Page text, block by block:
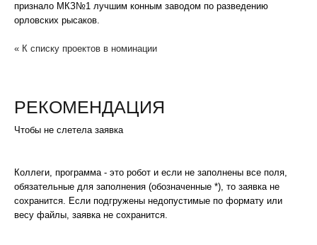
признало МКЗ№1 лучшим конным заводом по разведению
орловских рысаков.
« К списку проектов в номинации
РЕКОМЕНДАЦИЯ
Чтобы не слетела заявка
Коллеги, программа - это робот и если не заполнены все поля,
обязательные для заполнения (обозначенные *), то заявка не
сохранится. Если подгружены недопустимые по формату или
весу файлы, заявка не сохранится.